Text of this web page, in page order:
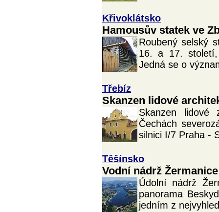
Křivoklátsko
Hamousův statek ve
Roubený selský
16. a 17.
Jedná se o
Třebíz
Skanzen lidové
Skanzen lidové
Čechách
silnici I/7 Praha -
Těšínsko
Vodní nádrž Žermanice
Údolní nádrž
panorama
jedním z